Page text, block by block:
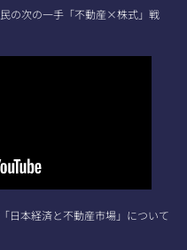
の次の一手「不動産×株式」戦
日本経済と不動産市場」について